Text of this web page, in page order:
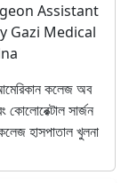
Assistant
Gazi Medical
কলেজ অব
কোলোরেক্টাল সার্জন
হাসপাতাল খুলনা